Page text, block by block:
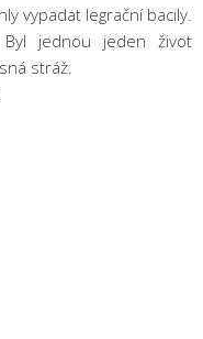
vypadat legrační bacily.
jednou jeden život
stráž.